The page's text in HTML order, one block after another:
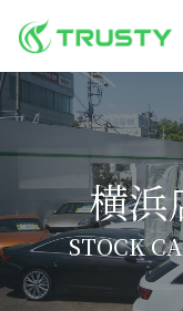
横浜
STOCK